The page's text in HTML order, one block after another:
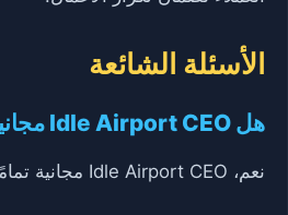
الأسئلة الشائعة
هل Idle Airport CEO مجانية للعب؟
نعم، Idle Airport CEO مجانية تمامًا للعب عبر الإنترنت.